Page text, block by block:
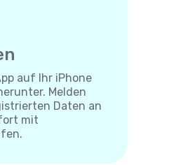
auf Ihr iPhone
Melden
Daten an
mit